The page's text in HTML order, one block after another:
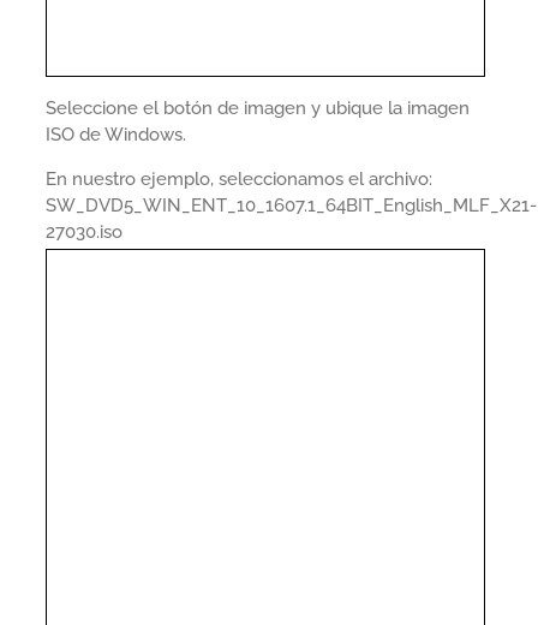
Seleccione el botón de imagen y ubique la imagen
ISO de Windows.
En nuestro ejemplo, seleccionamos el archivo:
SW_DVD5_WIN_ENT_10_1607.1_64BIT_English_MLF_X21-
27030.iso